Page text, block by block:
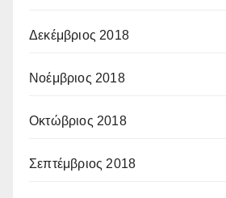
Δεκέμβριος 2018
Νοέμβριος 2018
Οκτώβριος 2018
Σεπτέμβριος 2018